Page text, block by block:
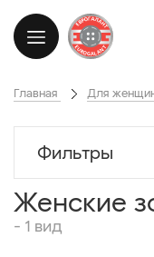
Главная Для
Фильтры
Женские
- 1 вид